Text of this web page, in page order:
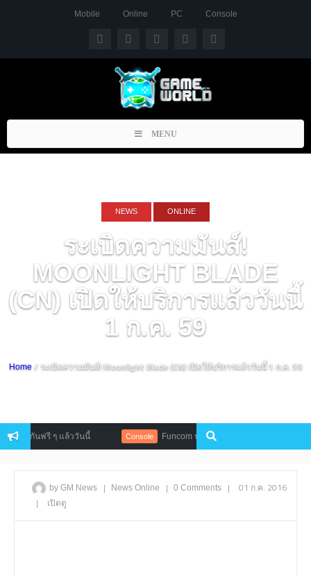
Mobile Online PC Console
Toggle
navigation
MENU
NEWS ONLINE
ระเบิดความมันส์!
MOONLIGHT BLADE
(CN) เปิดให้บริการแล้ววันนี้
1 ก.ค. 59
Home / ระเบิดความมันส์! Moonlight Blade (CN) เปิดให้บริการแล้ววันนี้ 1 ก.ค. 59
นกันฟรี ๆ แล้ววันนี้ Console Funcom ประกาศวันวางจำหน่าย Conan:
by GM News | News Online | 0 Comments |
01 ก.ค. 2016
|
เปิดดู